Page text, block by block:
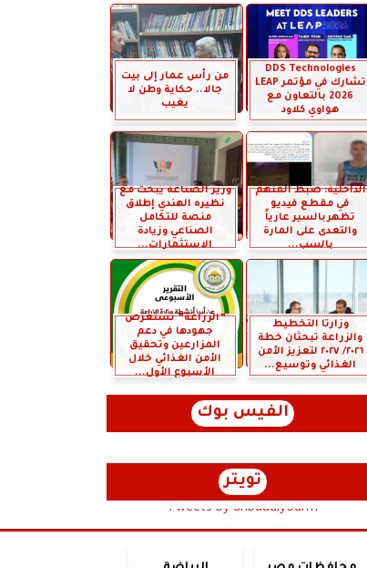
DDS Technologies
تشارك في مؤتمر LEAP
2026 بالتعاون مع
هواوي كلاود
من رأس عمار إلى بيت
جالا.. حكاية وطن لا
يغيب
الداخلية: ضبط المتهم
في مقطع فيديو
تظهربالسير عارياً
والتعدى على المارة
بالسب...
وزير الصناعة يبحث مع
نظيره الهندي إطلاق
منصة للتكامل
الصناعي وزيادة
الاستثمارات...
وزارتا التخطيط
والزراعة تبحثان خطة
٢٠٢٦/ ٢٠٢٧ لتعزيز الأمن
الغذائي وتوسيع...
”الزراعة” تستعرض
جهودها في دعم
المزارعين وتحقيق
الأمن الغذائي خلال
الأسبوع الأول...
الفيس بوك
تويتر
Tweets by anbaaalyoum1